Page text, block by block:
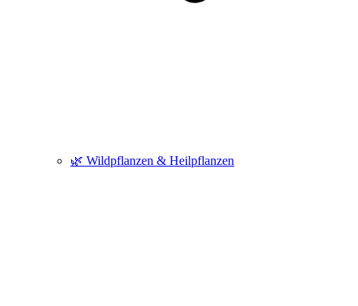
🌿 Wildpflanzen & Heilpflanzen